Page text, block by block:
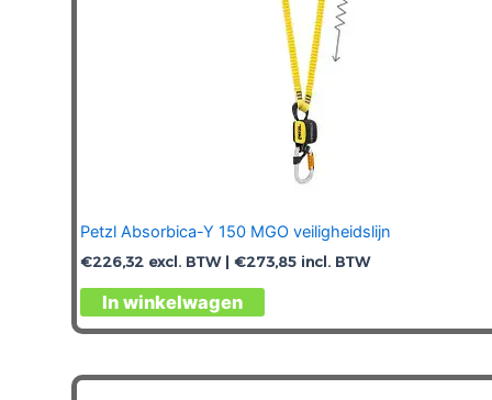
Petzl Absorbica-Y 150 MGO veiligheidslijn
€226,32 excl. BTW | €273,85 incl. BTW
In winkelwagen